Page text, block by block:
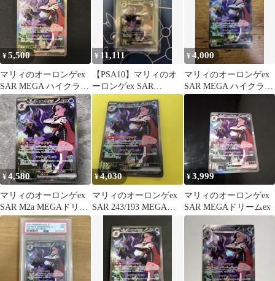
¥5,500
マリィのオーロンゲex
SAR MEGA ハイクラス
パック MEGAドリーム
e…
¥ 11,111
【PSA10】マリィのオ
ーロンゲex SAR
243/193
¥4,000
マリィのオーロンゲex
SAR MEGA ハイクラス
パック MEGAドリーム
¥4,580
マリィのオーロンゲex
SAR M2a MEGAドリー
ムex 243/193
¥4,030
マリィのオーロンゲex
SAR 243/193 MEGAド
¥3,999
マリィのオーロンゲex
SAR MEGAドリームex